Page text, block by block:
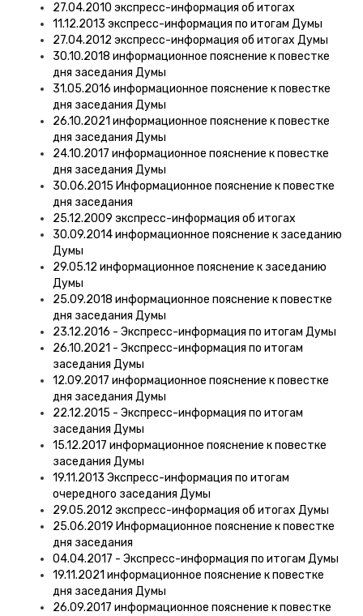
27.04.2010 экспресс-информация об итогах
11.12.2013 экспресс-информация по итогам Думы
27.04.2012 экспресс-информация об итогах Думы
30.10.2018 информационное пояснение к повестке
дня заседания Думы
31.05.2016 информационное пояснение к повестке
дня заседания Думы
26.10.2021 информационное пояснение к повестке
дня заседания Думы
24.10.2017 информационное пояснение к повестке
дня заседания Думы
30.06.2015 Информационное пояснение к повестке
дня заседания
25.12.2009 экспресс-информация об итогах
30.09.2014 информационное пояснение к заседанию
Думы
29.05.12 информационное пояснение к заседанию
Думы
25.09.2018 информационное пояснение к повестке
дня заседания Думы
23.12.2016 - Экспресс-информация по итогам Думы
26.10.2021 - Экспресс-информация по итогам
заседания Думы
12.09.2017 информационное пояснение к повестке
дня заседания Думы
22.12.2015 - Экспресс-информация по итогам
заседания Думы
15.12.2017 информационное пояснение к повестке
заседания Думы
19.11.2013 Экспресс-информация по итогам
очередного заседания Думы
29.05.2012 экспресс-информация об итогах Думы
25.06.2019 Информационное пояснение к повестке
дня заседания
04.04.2017 - Экспресс-информация по итогам Думы
19.11.2021 информационное пояснение к повестке
дня заседания Думы
26.09.2017 информационное пояснение к повестке